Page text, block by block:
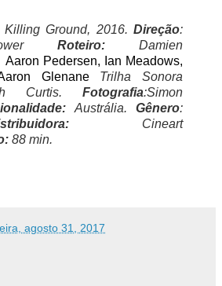
Killing Ground, 2016.Direção:
Roteiro: Damien
Aaron Pedersen, Ian Meadows,
GlenaneTrilha Sonora
Curtis. Fotografia:Simon
Austrália. Gênero:
Cineart
88 min.
agosto 31, 2017